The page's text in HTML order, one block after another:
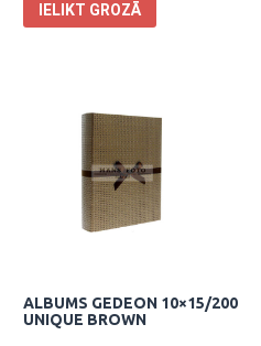
IELIKT GROZĀ
ALBUMS GEDEON 10×15/200
UNIQUE BROWN